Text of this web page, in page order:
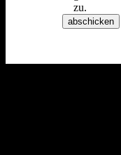
zu.
abschicken